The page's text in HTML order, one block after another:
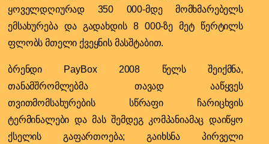
ყოველდღიურად 350 000-მდე მომხმარებელს
ემსახურება და გადახდის 8 000-ზე მეტ წერტილს
ფლობს მთელი ქვეყნის მასშტაბით.
ბრენდი PayBox 2008 წელს შეიქმნა,
თანამშრომლებმა თავად ააწყვეს
თვითმომსახურების სწრაფი ჩარიცხვის
ტერმინალები დამას შემდეგ კომპანიამაც დაიწყო
ქსელის გაფართოება; გაიხსნა პირველი